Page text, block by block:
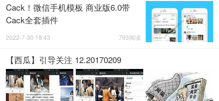
Cack！微信手机模板 商业版6.0带
Cack全套插件
793阅读
2022-7-30 18:43
【西瓜】引导关注 12.20170209